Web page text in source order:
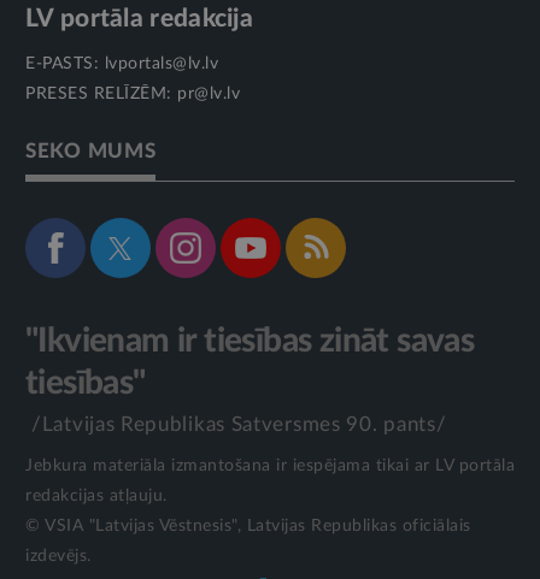
LV portāla redakcija
E-PASTS:
lvportals@lv.lv
PRESES RELĪZĒM: pr@lv.lv
SEKO MUMS
"Ikvienam ir tiesības zināt savas
tiesības"
/Latvijas Republikas Satversmes 90. pants/
Jebkura materiāla izmantošana ir iespējama tikai ar LV portāla
redakcijas atļauju.
© VSIA "Latvijas Vēstnesis", Latvijas Republikas oficiālais
izdevējs.